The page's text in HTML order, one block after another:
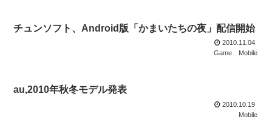
チュンソフト、Android版「かまいたちの夜」配信開始
2010.11.04
Game
Mobile
au,2010年秋冬モデル発表
2010.10.19
Mobile